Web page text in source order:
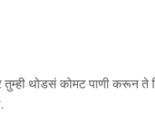
थोडसं कोमट पाणी करून ते